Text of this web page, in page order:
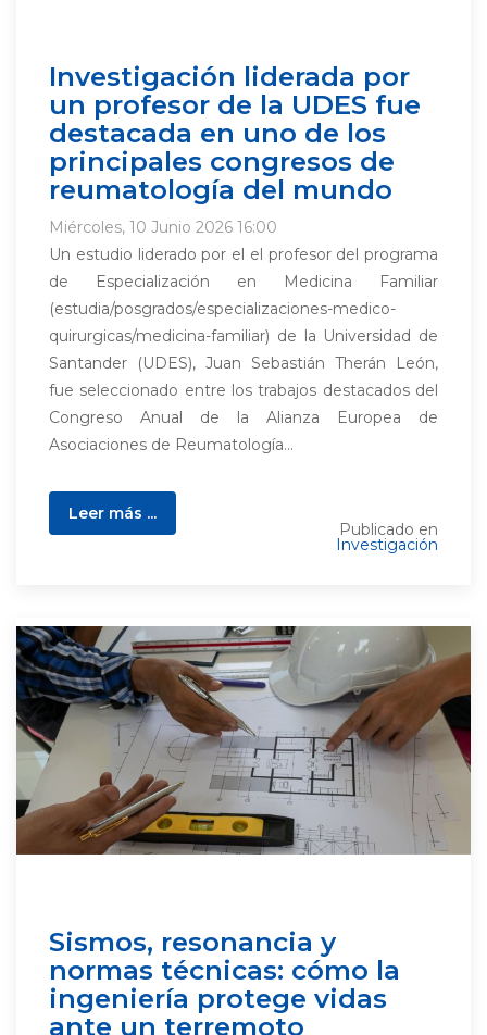
Investigación liderada por
un profesor de la UDES fue
destacada en uno de los
principales congresos de
reumatología del mundo
Miércoles, 10 Junio 2026 16:00
Un estudio liderado por el el profesor del programa
de Especialización en Medicina Familiar
(estudia/posgrados/especializaciones-medico-
quirurgicas/medicina-familiar) de la Universidad de
Santander (UDES), Juan Sebastián Therán León,
fue seleccionado entre los trabajos destacados del
Congreso Anual de la Alianza Europea de
Asociaciones de Reumatología...
Leer más ...
Publicado en
Investigación
Sismos, resonancia y
normas técnicas: cómo la
ingeniería protege vidas
ante un terremoto